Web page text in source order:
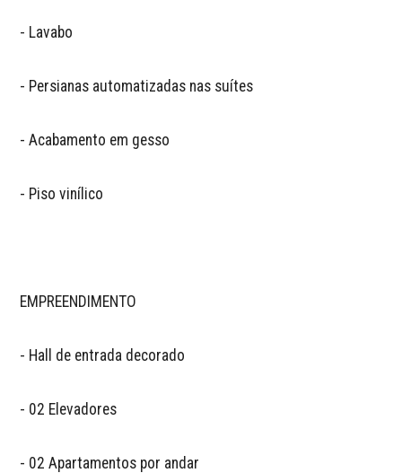
- Lavabo
- Persianas automatizadas nas suítes
- Acabamento em gesso
- Piso vinílico
EMPREENDIMENTO
- Hall de entrada decorado
- 02 Elevadores
- 02 Apartamentos por andar